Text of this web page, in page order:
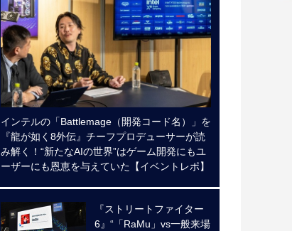
インテルの「Battlemage（開発コード名）」を
『龍が如く8外伝』チーフプロデューサーが読
み解く！“新たなAIの世界”はゲーム開発にもユ
ーザーにも恩恵を与えていた【イベントレポ】
『ストリートファイター
6』“「RaMu」vs一般来場